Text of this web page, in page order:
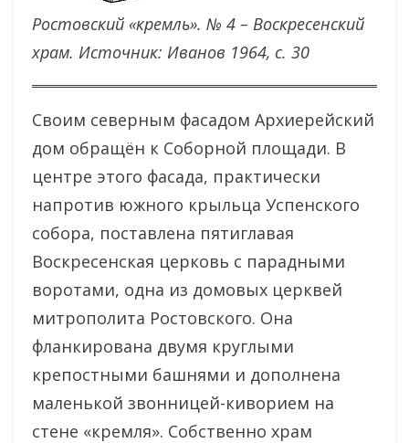
Ростовский «кремль». № 4 – Воскресенский
храм. Источник: Иванов 1964, с. 30
Своим северным фасадом Архиерейский
дом обращён к Соборной площади. В
центре этого фасада, практически
напротив южного крыльца Успенского
собора, поставлена пятиглавая
Воскресенская церковь с парадными
воротами, одна из домовых церквей
митрополита Ростовского. Она
фланкирована двумя круглыми
крепостными башнями и дополнена
маленькой звонницей-киворием на
стене «кремля». Собственно храм